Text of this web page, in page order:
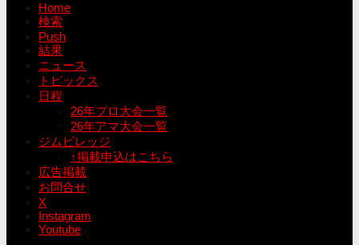
Home
検索
Push
結果
ニュース
トピックス
日程
26年プロ大会一覧
26年アマ大会一覧
ジムビレッジ
↑掲載申込はこちら
広告掲載
お問合せ
X
Instagram
Youtube